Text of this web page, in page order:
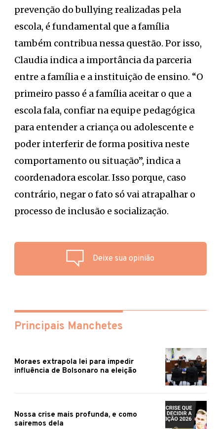
prevenção do bullying realizadas pela
escola, é fundamental que a família
também contribua nessa questão. Por isso,
Claudia indica a importância da parceria
entre a família e a instituição de ensino. “O
primeiro passo é a família aceitar o que a
escola fala, confiar na equipe pedagógica
para entender a criança ou adolescente e
poder interferir de forma positiva neste
comportamento ou situação”, indica a
coordenadora escolar. Isso porque, caso
contrário, negar o fato só vai atrapalhar o
processo de inclusão e socialização.
Deixe sua opinião
Principais Manchetes
Moraes extrapola lei para impedir
influência de Bolsonaro na eleição
Nossa crise mais profunda, e como
sairemos dela